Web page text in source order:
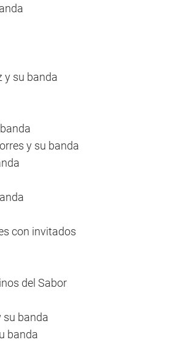
y su banda
y su banda
con invitados
del Sabor
su banda
banda